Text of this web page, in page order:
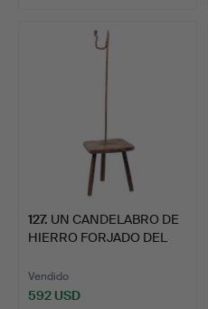
127. UN CANDELABRO DE
HIERRO FORJADO DEL
Vendido
592 USD